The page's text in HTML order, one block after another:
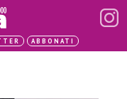
ABBONATI